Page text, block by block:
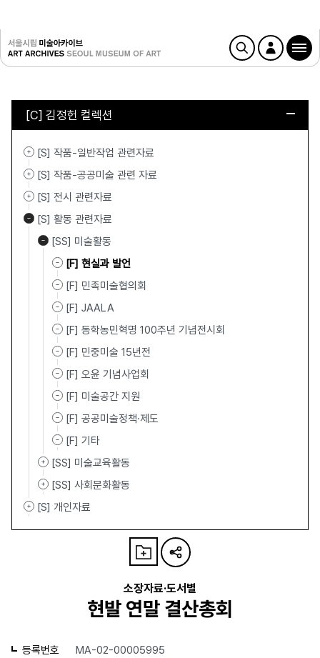
[C] 김정헌 컬렉션
[S] 작품-일반작업 관련자료
[S] 작품-공공미술 관련 자료
[S] 전시 관련자료
[S] 활동 관련자료
[SS] 미술활동
[F] 현실과 발언
[F] 민족미술협의회
[F] JAALA
[F] 동학농민혁명 100주년 기념전시회
[F] 민중미술 15년전
[F] 오윤 기념사업회
[F] 미술공간 지원
[F] 공공미술정책·제도
[F] 기타
[SS] 미술교육활동
[SS] 사회문화활동
[S] 개인자료
소장자료·도서별
현발 연말 결산총회
등록번호 MA-02-00005995